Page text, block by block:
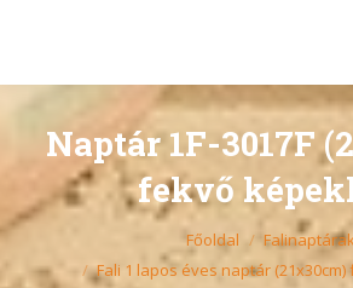
Naptár 1F-3017F
fekvő
You are here: Főoldal
Fali 1 lapos éves naptár